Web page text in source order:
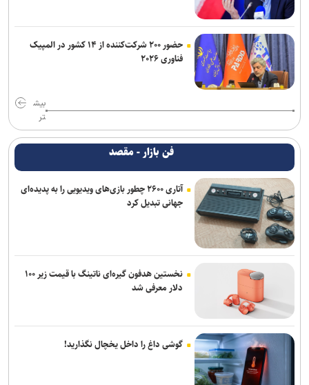
حضور ۲۰۰ شرکت‌کننده از ۱۴ کشور در المپیک
فناوری ۲۰۲۶
بیش
تر
فن بازار - مقصد
آتاری ۲۶۰۰ چطور بازی‌های ویدیویی را به پدیده‌ای
جهانی تبدیل کرد
نخستین هدفون گیره‌ای ناتینگ با قیمت زیر ۱۰۰
دلار معرفی شد
گوشی داغ را داخل یخچال نگذارید!